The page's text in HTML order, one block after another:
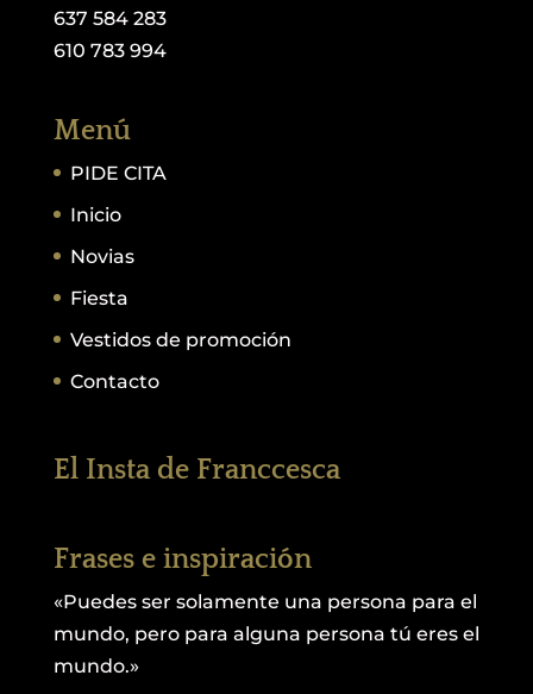
637 584 283
610 783 994
Menú
PIDE CITA
Inicio
Novias
Fiesta
Vestidos de promoción
Contacto
El Insta de Franccesca
Frases e inspiración
«Puedes ser solamente una persona para el
mundo, pero para alguna persona tú eres el
mundo.»